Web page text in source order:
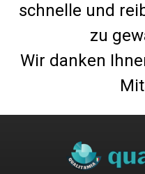
schnelle und
zu
Wir danken